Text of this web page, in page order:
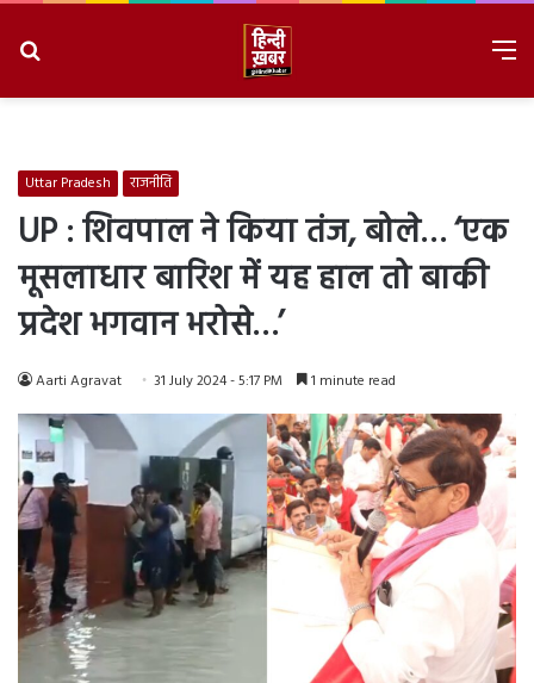
Uttar Pradesh राजनीति
UP : शिवपाल ने किया तंज, बोले… ‘एक
मूसलाधार बारिश में यह हाल तो बाकी
प्रदेश भगवान भरोसे…’
Aarti Agravat 31 July 2024 - 5:17 PM 1 minute read